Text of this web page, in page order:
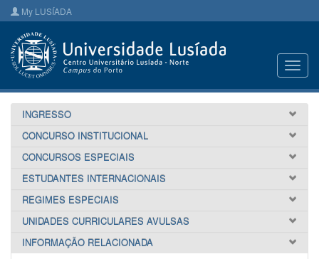
My LUSÍADA
INGRESSO
CONCURSO INSTITUCIONAL
CONCURSOS ESPECIAIS
ESTUDANTES INTERNACIONAIS
REGIMES ESPECIAIS
UNIDADES CURRICULARES AVULSAS
INFORMAÇÃO RELACIONADA